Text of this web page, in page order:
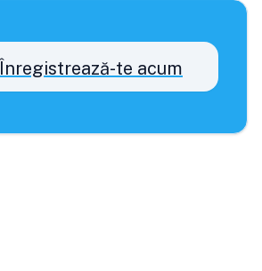
Înregistrează-te acum